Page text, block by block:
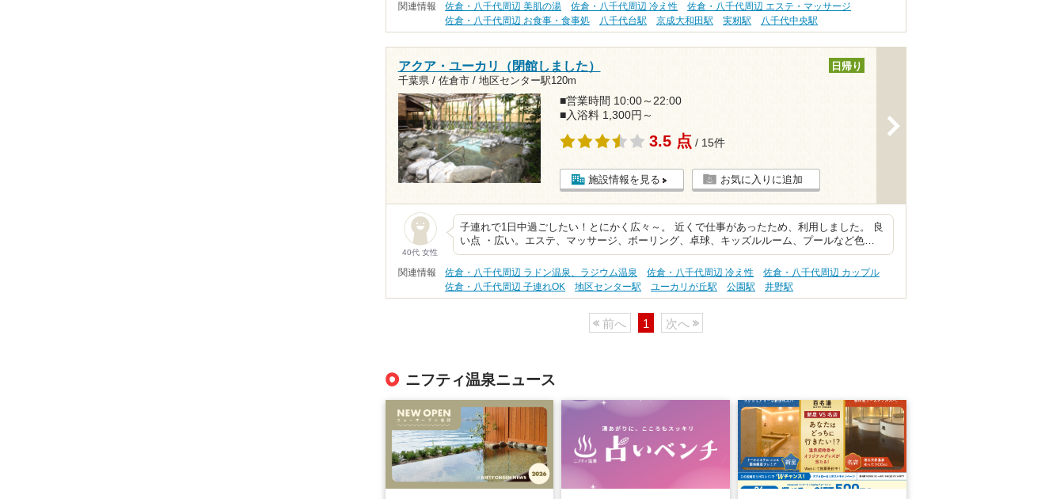
関連情報 佐倉・八千代周辺 美肌の湯 佐倉・八千代周辺 冷え性
佐倉・八千代周辺 エステ・マッサージ
佐倉・八千代周辺 お食事・食事処
八千代台駅 京成大和田駅 実籾駅 八千代中央駅
アクア・ユーカリ（閉館しました）
千葉県 / 佐倉市 / 地区センター駅120m
日帰り
■営業時間 10:00～22:00
■入浴料 1,300円～
3.5 点 / 15件
施設情報を見る お気に入りに追加
40代 女性
子連れで1日中過ごしたい！とにかく広々～。 近くで仕事があったため、利用しました。 良
い点 ・広い。エステ、マッサージ、ボーリング、卓球、キッズルルーム、プールなど色…
関連情報 佐倉・八千代周辺 ラドン温泉、ラジウム温泉 佐倉・八千代周辺 冷え性
佐倉・八千代周辺 カップル
佐倉・八千代周辺 子連れOK
地区センター駅 ユーカリが丘駅 公園駅 井野駅
前へ 1 次へ
ニフティ温泉ニュース